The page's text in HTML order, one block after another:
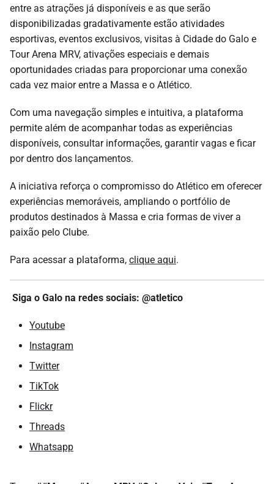
entre as atrações já disponíveis e as que serão
disponibilizadas gradativamente estão atividades
esportivas, eventos exclusivos, visitas à Cidade do Galo e
Tour Arena MRV, ativações especiais e demais
oportunidades criadas para proporcionar uma conexão
cada vez maior entre a Massa e o Atlético.
Com uma navegação simples e intuitiva, a plataforma
permite além de acompanhar todas as experiências
disponíveis, consultar informações, garantir vagas e ficar
por dentro dos lançamentos.
A iniciativa reforça o compromisso do Atlético em oferecer
experiências memoráveis, ampliando o portfólio de
produtos destinados à Massa e cria formas de viver a
paixão pelo Clube.
Para acessar a plataforma, clique aqui.
Siga o Galo na redes sociais: @atletico
Youtube
Instagram
Twitter
TikTok
Flickr
Threads
Whatsapp